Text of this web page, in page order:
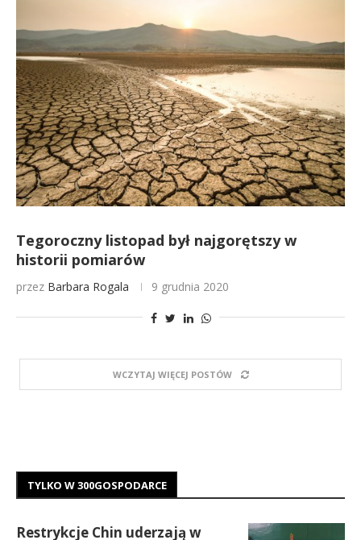
Tegoroczny listopad był najgorętszy w
historii pomiarów
przez Barbara Rogala 9 grudnia 2020
WCZYTAJ WIĘCEJ POSTÓW
TYLKO W 300GOSPODARCE
Restrykcje Chin uderzają w